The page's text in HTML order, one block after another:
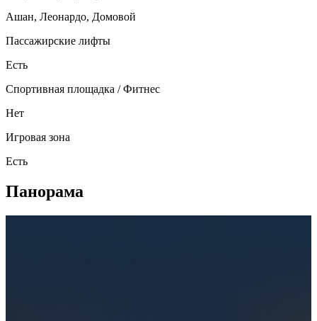
Ашан, Леонардо, Домовой
Пассажирские лифты
Есть
Спортивная площадка / Фитнес
Нет
Игровая зона
Есть
Панорама